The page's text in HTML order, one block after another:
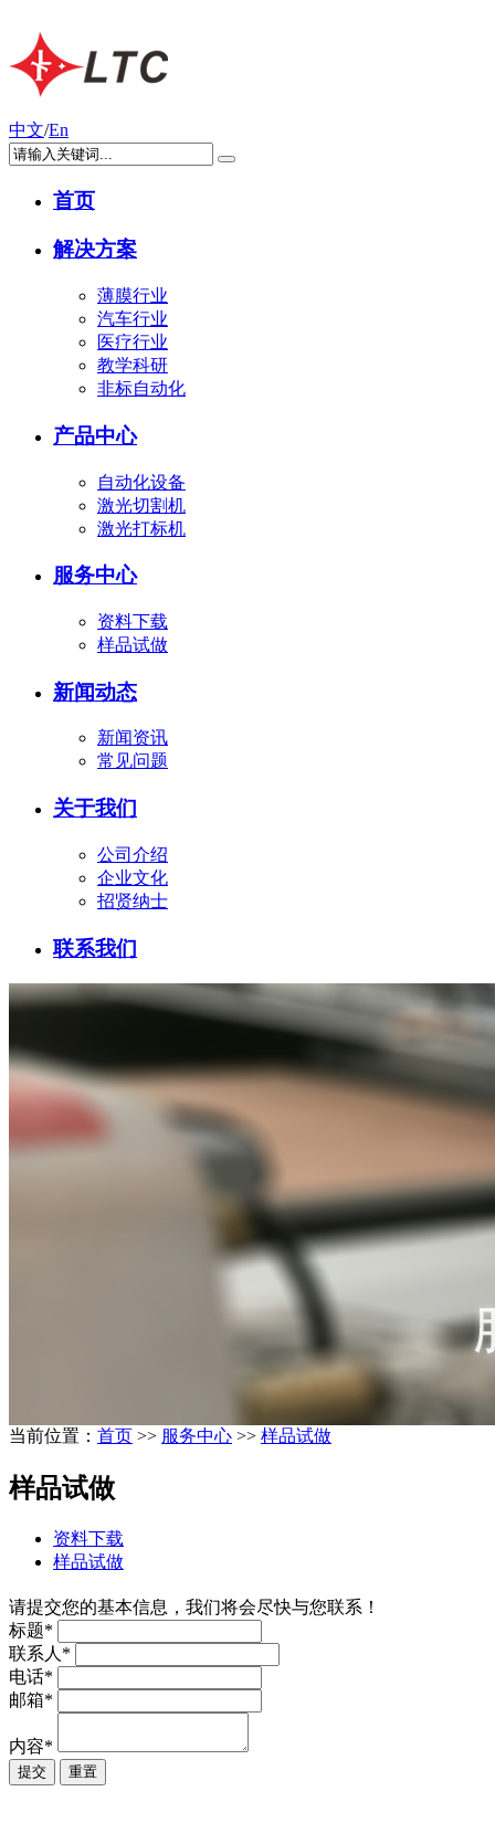
中文/En
首页
解决方案
薄膜行业
汽车行业
医疗行业
教学科研
非标自动化
产品中心
自动化设备
激光切割机
激光打标机
服务中心
资料下载
样品试做
新闻动态
新闻资讯
常见问题
关于我们
公司介绍
企业文化
招贤纳士
联系我们
当前位置： 首页 >> 服务中心 >> 样品试做
样品试做
资料下载
样品试做
请提交您的基本信息，我们将会尽快与您联系！
标题*
联系人 *
电话*
邮箱*
内容*